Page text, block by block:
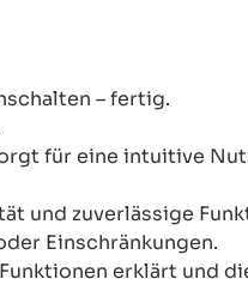
– fertig.
für eine intuitive
und zuverlässige
Einschränkungen.
erklärt und